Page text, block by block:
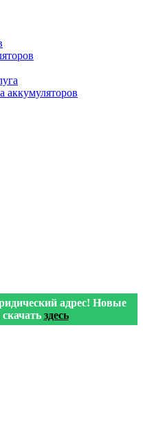
аккумуляторов
адрес! Новые
здесь